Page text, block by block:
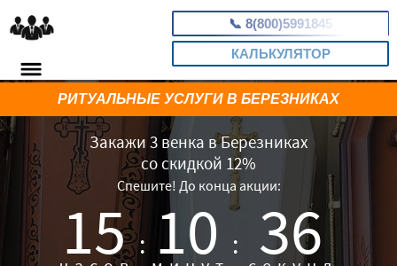
📞 8(800)5991845
КАЛЬКУЛЯТОР
Закажи 3 венка в Березниках
со скидкой 12%
Спешите! До конца акции:
15 : 10 : 35
РИТУАЛЬНЫЕ УСЛУГИ В БЕРЕЗНИКАХ